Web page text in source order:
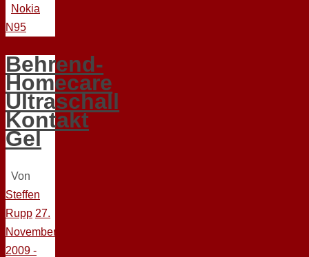
Nokia
N95
Behrend-
Homecare
Ultraschall
Kontakt
Gel
Von
Steffen
Rupp 27.
November
2009 -